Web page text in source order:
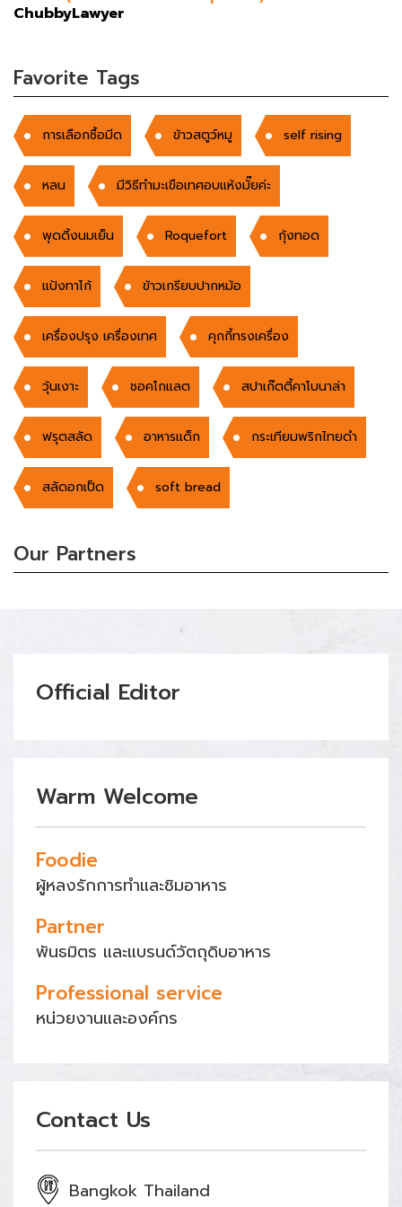
ChubbyLawyer
Favorite Tags
การเลือกซื้อมีด ข้าวสตูว์หมู self rising
หลน มีวิธีทำมะเขือเทศอบแห้งมั๊ยค่ะ
พุดดิ้งนมเย็น Roquefort กุ้งทอด
แป้งทาโก้ ข้าวเกรียบปากหม้อ
เครื่องปรุง เครื่องเทศ คุกกี้ทรงเครื่อง
วุ้นเงาะ ชอคโกแลต สปาเก๊ตตี้คาโบนาล่า
ฟรุตสลัด อาหารเเด็ก กระเทียมพริกไทยดำ
สลัดอกเป็ด soft bread
Our Partners
Official Editor
Warm Welcome
Foodie
ผู้หลงรักการทำและชิมอาหาร
Partner
พันธมิตร และแบรนด์วัตถุดิบอาหาร
Professional service
หน่วยงานและองค์กร
Contact Us
Bangkok Thailand